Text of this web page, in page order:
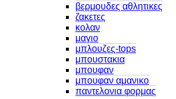
βερμουδες αθλητικες
ζακετες
κολαν
μαγιο
μπλουζες-tops
μπουστακια
μπουφαν
μπουφαν αμανικο
παντελονια φορμας